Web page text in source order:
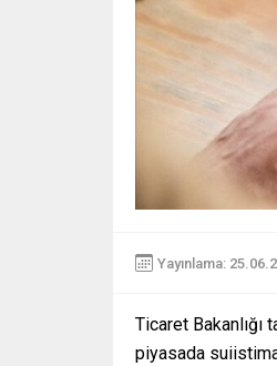
Yayınlama:
Ticaret Bakanlığı
piyasada